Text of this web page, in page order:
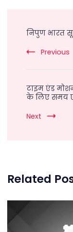
Navigation
निपुण भारत
Previous
टाइम एंड मोशन
के लिए समय एवं
Next
Related